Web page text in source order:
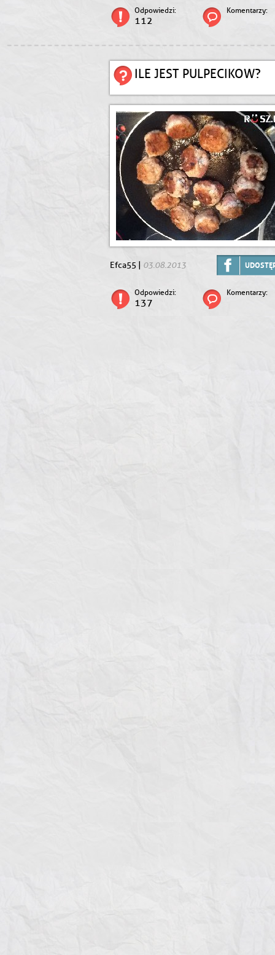
Odpowiedzi:
112
Komentarzy:
ILE JEST PULPECIKOW?
Efca55 | 03.08.2013
Odpowiedzi:
137
Komentarzy: